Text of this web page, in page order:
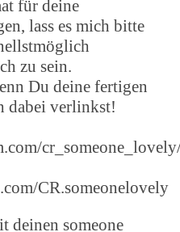
für deine
lass es mich bitte
zu sein.
Du deine fertigen
dabei verlinkst!
CR.someonelovely
deinen someone